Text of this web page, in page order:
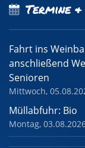
Termine
Fahrt ins
anschließend
Senioren
Mittwoch,
Müllabfuhr: Bio
Montag,